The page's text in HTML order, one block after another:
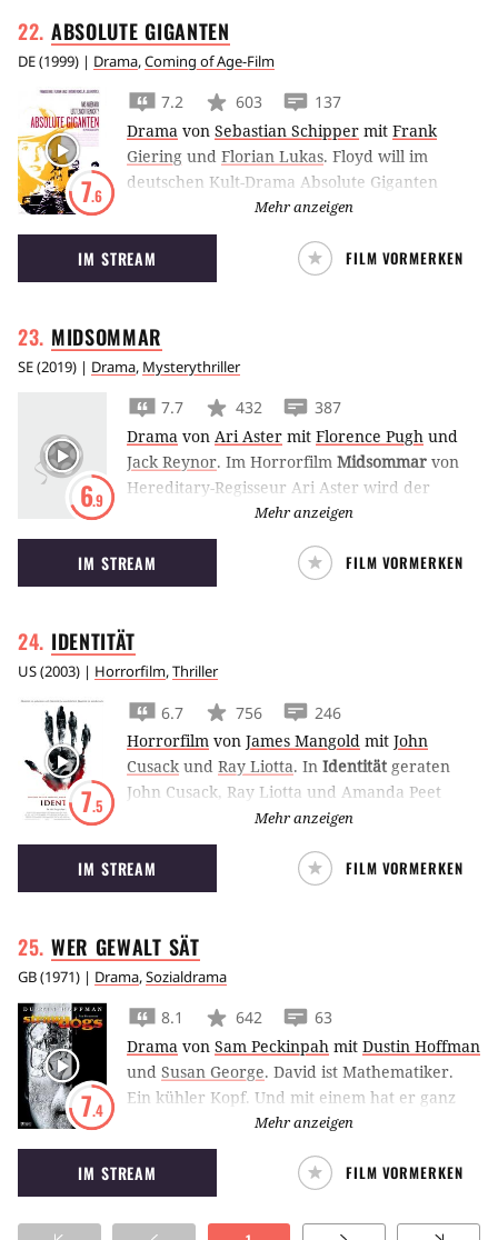
ABSOLUTEGIGANTEN
DE(1999) | Drama,Coming of Age-Film
7.6
7.2 603
137
Drama von Sebastian Schipper mit Frank
Giering und Florian Lukas. Floyd will im
deutschen Kult-Drama Absolute Giganten
einfach nur noch weg. Doch zuvor durchlebt
er mit seinen Freunden eine Nacht voller
Wahnsinn und Musik auf Hamburgs Straßen.
Mehr anzeigen
IM STREAM FILM VORMERKEN
MIDSOMMAR
SE(2019) | Drama, Mysterythriller
6.9
7.7 432
387
Drama von Ari Aster mit Florence Pugh und
Jack Reynor. Im Horrorfilm Midsommar von
Hereditary-Regisseur Ari Aster wird der
Urlaub in einem schwedischen Dorf für
Florence Pugh zum Höllentrip, als sich das
Mittsommerfest als heidnisches Ritual
entpuppt.
Mehr anzeigen
IM STREAM FILM VORMERKEN
IDENTITÄT
US(2003) | Horrorfilm,Thriller
7.5
6.7 756
246
Horrorfilm von James Mangold mit John
Cusack und Ray Liotta. In Identität geraten
John Cusack, Ray Liotta und Amanda Peet
durch Zufall in ein Motel, in dem einer nach
dem anderen auf brutale Art und Weise stirbt.
Der Horror-Thriller von James Mangold ist vor
allem für seinen großen Twist bekannt.
Mehr anzeigen
IM STREAM FILM VORMERKEN
WER GEWALT SÄT
GB(1971) | Drama,Sozialdrama
7.4
8.1 642
63
Drama von Sam Peckinpah mit Dustin Hoffman
und Susan George. David ist Mathematiker.
Ein kühler Kopf. Und mit einem hat er ganz
und gar nicht gerechnet: In dem idyllischen
Dorf, in dem er und seine Frau Ruhe und
Frieden suchen, werden sie zum Opfer von
Terror, Hass und Gewalt. David wird von den
Dorfbewohnern gedemütigt. Susan wird
Mehr anzeigen
IM STREAM FILM VORMERKEN